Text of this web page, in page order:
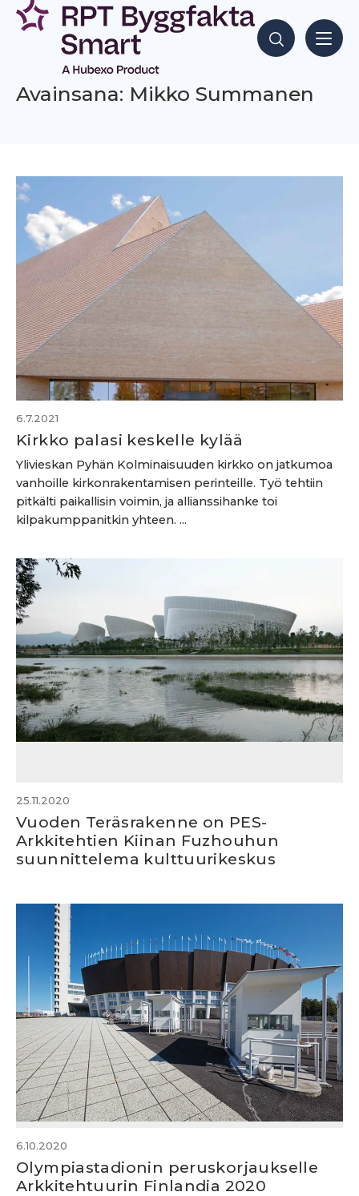
Siirry
sisältöön
Hae sisältöjä
Avainsana: Mikko Summanen
6.7.2021
Kirkko palasi keskelle kylää
Ylivieskan Pyhän Kolminaisuuden kirkko on jatkumoa
vanhoille kirkonrakentamisen perinteille. Työ tehtiin
pitkälti paikallisin voimin, ja allianssihanke toi
kilpakumppanitkin yhteen. ...
25.11.2020
Vuoden Teräsrakenne on PES-
Arkkitehtien Kiinan Fuzhouhun
suunnittelema kulttuurikeskus
6.10.2020
Olympiastadionin peruskorjaukselle
Arkkitehtuurin Finlandia 2020